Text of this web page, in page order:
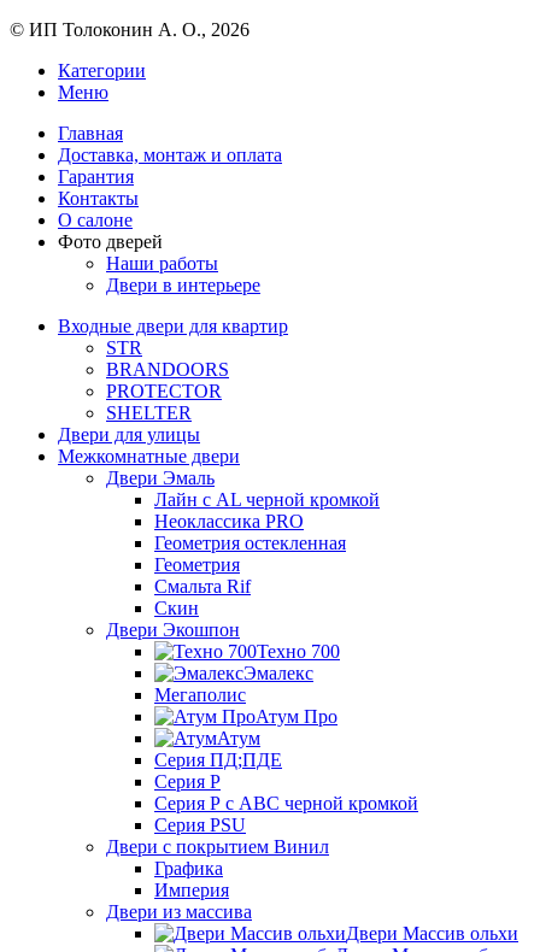
© ИП Толоконин А. О., 2026
Категории
Меню
Главная
Доставка, монтаж и оплата
Гарантия
Контакты
О салоне
Фото дверей
Наши работы
Двери в интерьере
Входные двери для квартир
STR
BRANDOORS
PROTECTOR
SHELTER
Двери для улицы
Межкомнатные двери
Двери Эмаль
Лайн с AL черной кромкой
Неоклассика PRO
Геометрия остекленная
Геометрия
Смальта Rif
Скин
Двери Экошпон
Техно 700
Эмалекс
Мегаполис
Атум Про
Атум
Серия ПД;ПДЕ
Серия Р
Серия Р с АВС черной кромкой
Серия PSU
Двери с покрытием Винил
Графика
Империя
Двери из массива
Двери Массив ольхи